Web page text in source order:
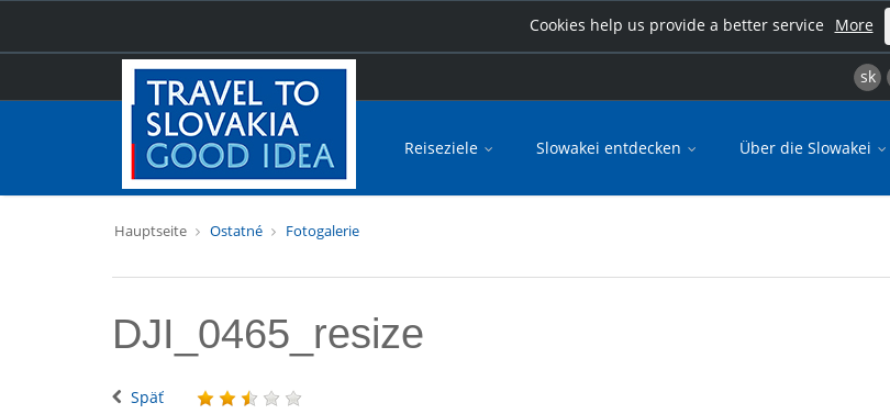
Cookies help us provide a better service More
sk
Reiseziele Slowakei entdecken Über die Slowakei
Hauptseite Ostatné Fotogalerie
DJI_0465_resize
Späť